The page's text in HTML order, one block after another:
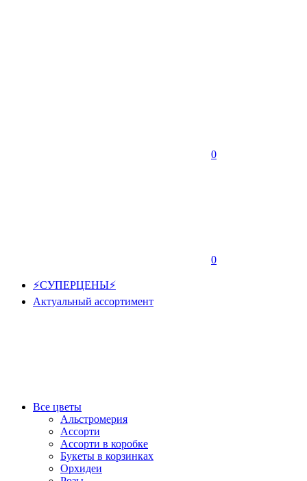
0
0
⚡СУПЕРЦЕНЫ⚡
Актуальный ассортимент
Все цветы
Альстромерия
Ассорти
Ассорти в коробке
Букеты в корзинках
Орхидеи